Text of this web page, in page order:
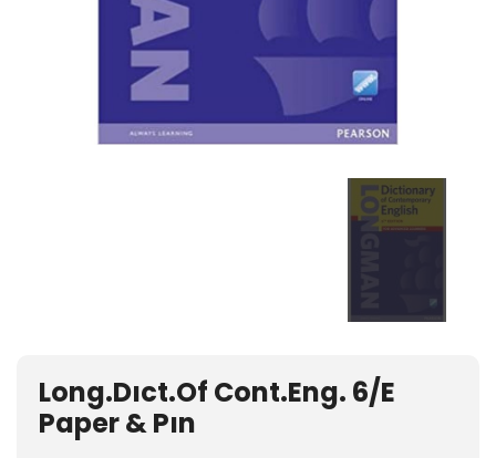
Long.Dıct.Of Cont.Eng. 6/E
Paper & Pın